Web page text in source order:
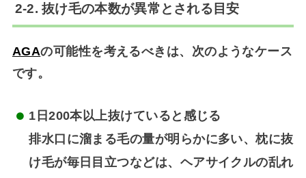
2-2. 抜け毛の本数が異常とされる目安
AGAの可能性を考えるべきは、次のようなケース
です。
1日200本以上抜けていると感じる
排水口に溜まる毛の量が明らかに多い、枕に抜
け毛が毎日目立つなどは、ヘアサイクルの乱れ